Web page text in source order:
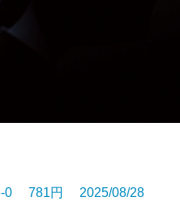
0 781円 2025/08/28